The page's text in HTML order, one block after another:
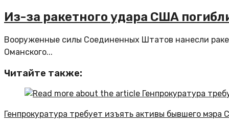
Из-за ракетного удара США
Вооруженные силы Соединенных Штатов нанесли
Оманского...
Читайте также:
Генпрокуратура требует изъять активы бывшего мэра